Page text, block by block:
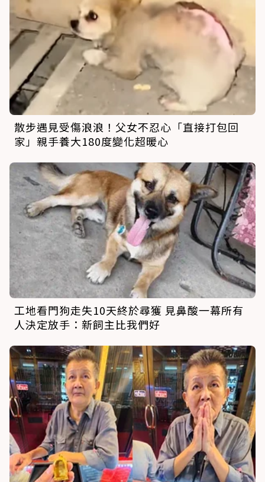
散步遇見受傷浪浪！父女不忍心「直接打包回
家」親手養大180度變化超暖心
工地看門狗走失10天終於尋獲 見鼻酸一幕所有
人決定放手：新飼主比我們好